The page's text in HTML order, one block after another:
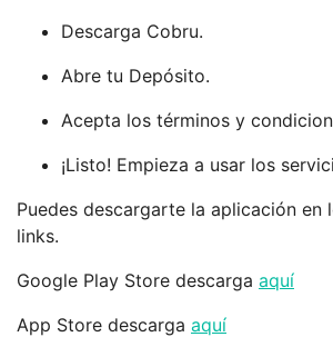
Descarga Cobru.
Abre tu Depósito.
Acepta los términos y
¡Listo! Empieza a usar los
Puedes descargarte la aplicación en
links.
Google Play Store descarga aquí
App Store descarga aquí